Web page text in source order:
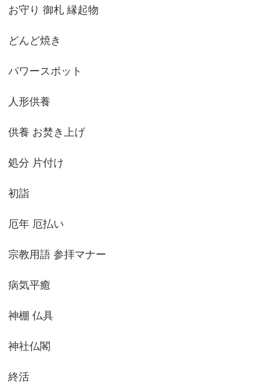
お守り 御札 縁起物
どんど焼き
パワースポット
人形供養
供養 お焚き上げ
処分 片付け
初詣
厄年 厄払い
宗教用語 参拝マナー
病気平癒
神棚 仏具
神社仏閣
終活